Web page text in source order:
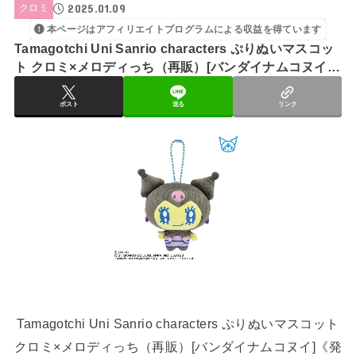
クロミ 2025.01.09
本ページはアフィリエイトプログラムによる収益を得ています
Tamagotchi Uni Sanrio characters ぷりぬいマスコッ
ト クロミ×メロディっち（再販）[バンダイナムコヌイ]
《発売済・在庫品》
ポスト 送る リンク
Tamagotchi Uni Sanrio characters ぷりぬいマスコット
クロミ×メロディっち（再販）[バンダイナムコヌイ]《発